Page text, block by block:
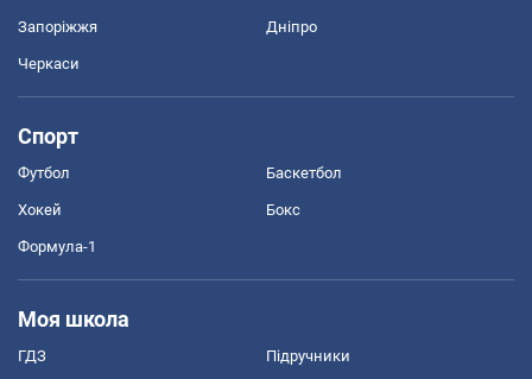
Запоріжжя Дніпро
Черкаси
Спорт
Футбол Баскетбол
Хокей Бокс
Формула-1
Моя школа
ГДЗ Підручники